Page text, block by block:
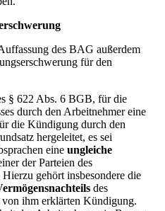
des BAG außerdem
für den
§ 622 Abs. 6 BGB, für die
durch den Arbeitnehmer eine
die Kündigung durch den
hergeleitet, es sei
eine ungleiche
der Parteien des
gehört insbesondere die
des
ihm erklärten Kündigung.